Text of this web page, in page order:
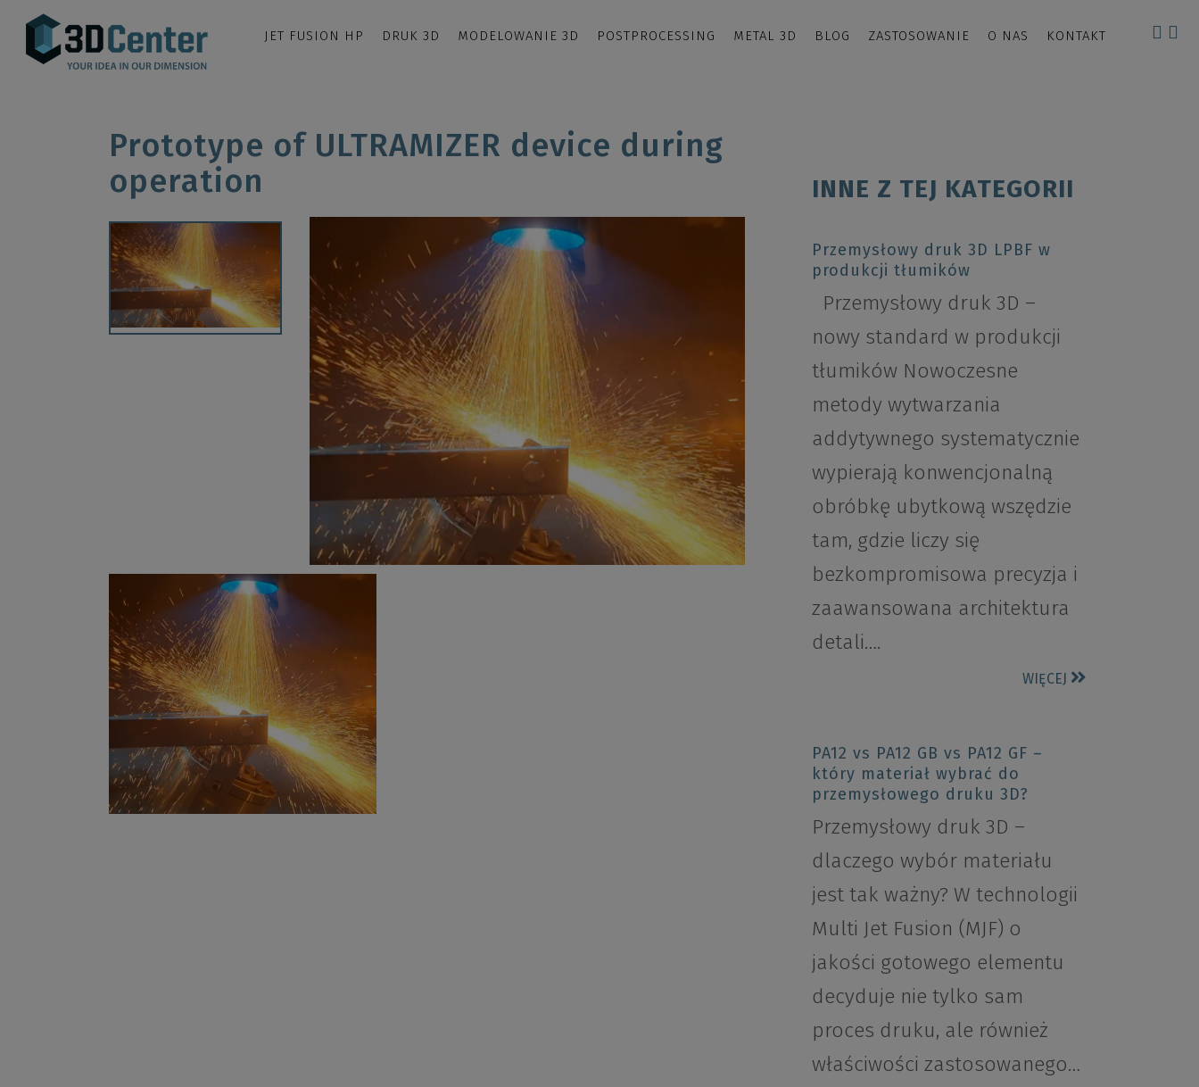
JET FUSION HP DRUK 3D MODELOWANIE 3D POSTPROCESSING METAL 3D BLOG ZASTOSOWANIE O NAS KONTAKT
Prototype of ULTRAMIZER device during
operation
INNE Z TEJ KATEGORII
Przemysłowy druk 3D LPBF w
produkcji tłumików
Przemysłowy druk 3D –
nowy standard w produkcji
tłumików Nowoczesne
metody wytwarzania
addytywnego systematycznie
wypierają konwencjonalną
obróbkę ubytkową wszędzie
tam, gdzie liczy się
bezkompromisowa precyzja i
zaawansowana architektura
detali….
WIĘCEJ
PA12 vs PA12 GB vs PA12 GF –
który materiał wybrać do
przemysłowego druku 3D?
Przemysłowy druk 3D –
dlaczego wybór materiału
jest tak ważny? W technologii
Multi Jet Fusion (MJF) o
jakości gotowego elementu
decyduje nie tylko sam
proces druku, ale również
właściwości zastosowanego…